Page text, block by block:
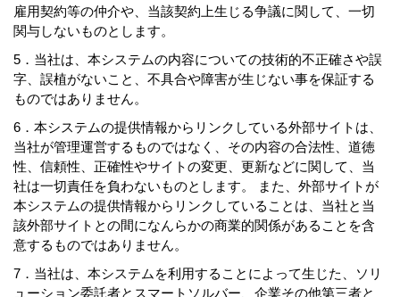
雇用契約等の仲介や、当該契約上生じる争議に関して、一切
関与しないものとします。
5．当社は、本システムの内容についての技術的不正確さや誤
字、誤植がないこと、不具合や障害が生じない事を保証する
ものではありません。
6．本システムの提供情報からリンクしている外部サイトは、
当社が管理運営するものではなく、その内容の合法性、道徳
性、信頼性、正確性やサイトの変更、更新などに関して、当
社は一切責任を負わないものとします。 また、外部サイトが
本システムの提供情報からリンクしていることは、当社と当
該外部サイトとの間になんらかの商業的関係があることを含
意するものではありません。
7．当社は、本システムを利用することによって生じた、ソリ
ューション委託者とスマートソルバー、企業その他第三者と